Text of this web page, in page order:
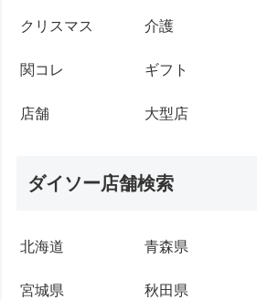
クリスマス 介護
関コレ ギフト
店舗 大型店
ダイソー店舗検索
北海道 青森県
宮城県 秋田県